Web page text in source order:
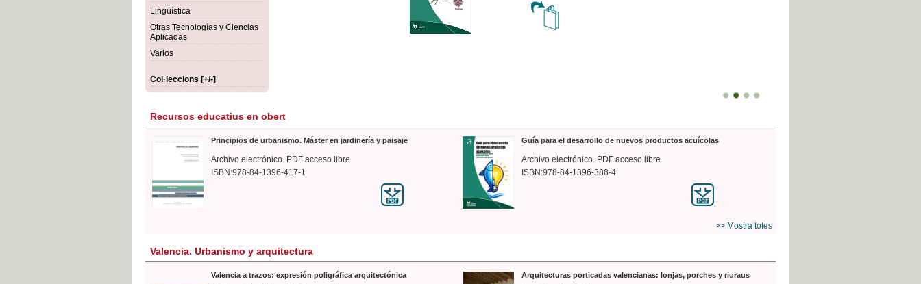
Lingüística
Otras Tecnologías y Ciencias
Aplicadas
Varios
Col·leccions [+/-]
Recursos educatius en obert
Principios de urbanismo. Máster en jardinería y paisaje
Archivo electrónico. PDF acceso libre
ISBN:978-84-1396-417-1
Guía para el desarrollo de nuevos productos acuícolas
Archivo electrónico. PDF acceso libre
ISBN:978-84-1396-388-4
>> Mostra totes
Valencia. Urbanismo y arquitectura
Valencia a trazos: expresión poligráfica arquitectónica Arquitecturas porticadas valencianas: lonjas, porches y riuraus